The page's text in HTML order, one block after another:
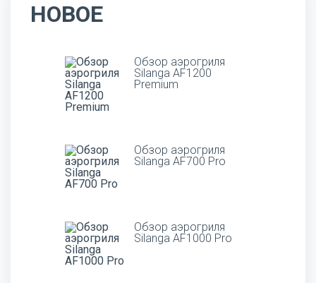
НОВОЕ
Обзор аэрогриля
Silanga AF1200
Premium
Обзор аэрогриля
Silanga AF700 Pro
Обзор аэрогриля
Silanga AF1000 Pro